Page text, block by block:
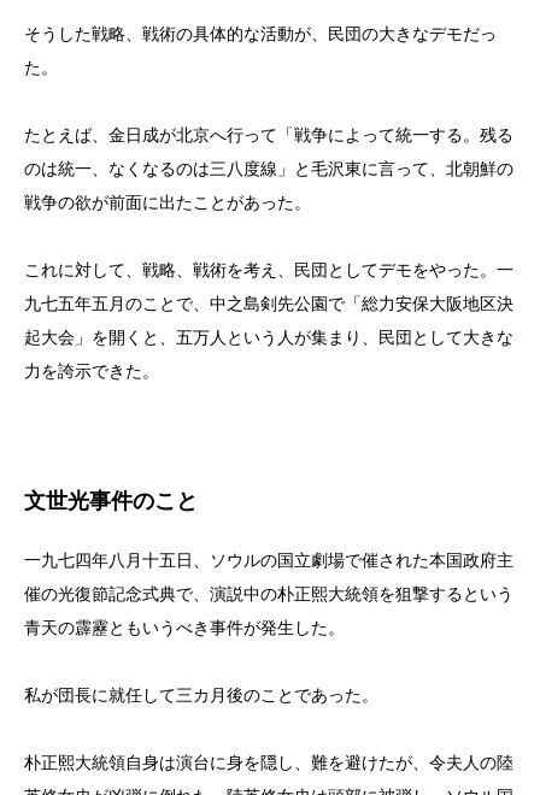
そうした戦略、戦術の具体的な活動が、民団の大きなデモだっ
た。
たとえば、金日成が北京へ行って「戦争によって統一する。残る
のは統一、なくなるのは三八度線」と毛沢東に言って、北朝鮮の
戦争の欲が前面に出たことがあった。
これに対して、戦略、戦術を考え、民団としてデモをやった。一
九七五年五月のことで、中之島剣先公園で「総力安保大阪地区決
起大会」を開くと、五万人という人が集まり、民団として大きな
力を誇示できた。
文世光事件のこと
一九七四年八月十五日、ソウルの国立劇場で催された本国政府主
催の光復節記念式典で、演説中の朴正熙大統領を狙撃するという
青天の霹靂ともいうべき事件が発生した。
私が団長に就任して三カ月後のことであった。
朴正熙大統領自身は演台に身を隠し、難を避けたが、令夫人の陸